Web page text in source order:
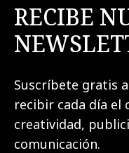
RECIBE
Suscríbete gratis
recibir cada día el
creatividad,
comunicación.